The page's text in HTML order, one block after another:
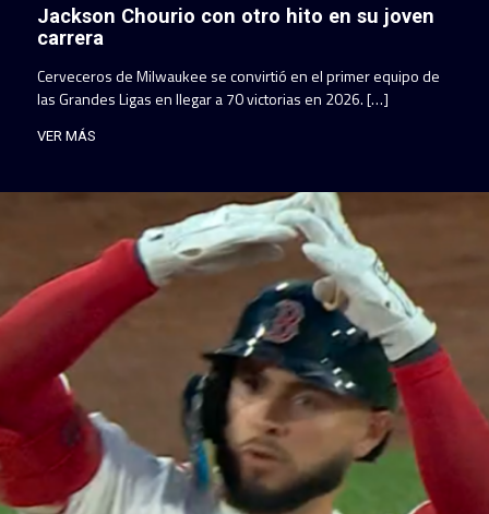
Jackson Chourio con otro hito en su joven
carrera
Cerveceros de Milwaukee se convirtió en el primer equipo de
las Grandes Ligas en llegar a 70 victorias en 2026. […]
VER MÁS